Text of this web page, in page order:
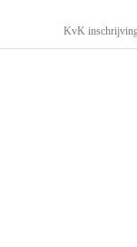
KvK